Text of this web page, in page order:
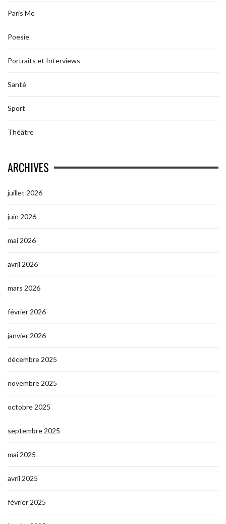
Paris Me
Poesie
Portraits et Interviews
Santé
Sport
Théâtre
ARCHIVES
juillet 2026
juin 2026
mai 2026
avril 2026
mars 2026
février 2026
janvier 2026
décembre 2025
novembre 2025
octobre 2025
septembre 2025
mai 2025
avril 2025
février 2025